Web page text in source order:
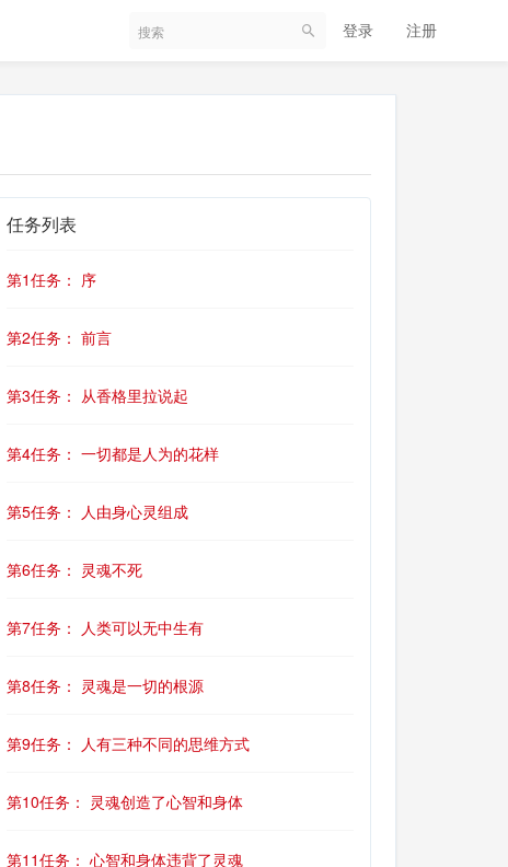
登录 注册
任务列表
第1任务： 序
第2任务： 前言
第3任务： 从香格里拉说起
第4任务： 一切都是人为的花样
第5任务： 人由身心灵组成
第6任务： 灵魂不死
第7任务： 人类可以无中生有
第8任务： 灵魂是一切的根源
第9任务： 人有三种不同的思维方式
第10任务： 灵魂创造了心智和身体
第11任务： 心智和身体违背了灵魂